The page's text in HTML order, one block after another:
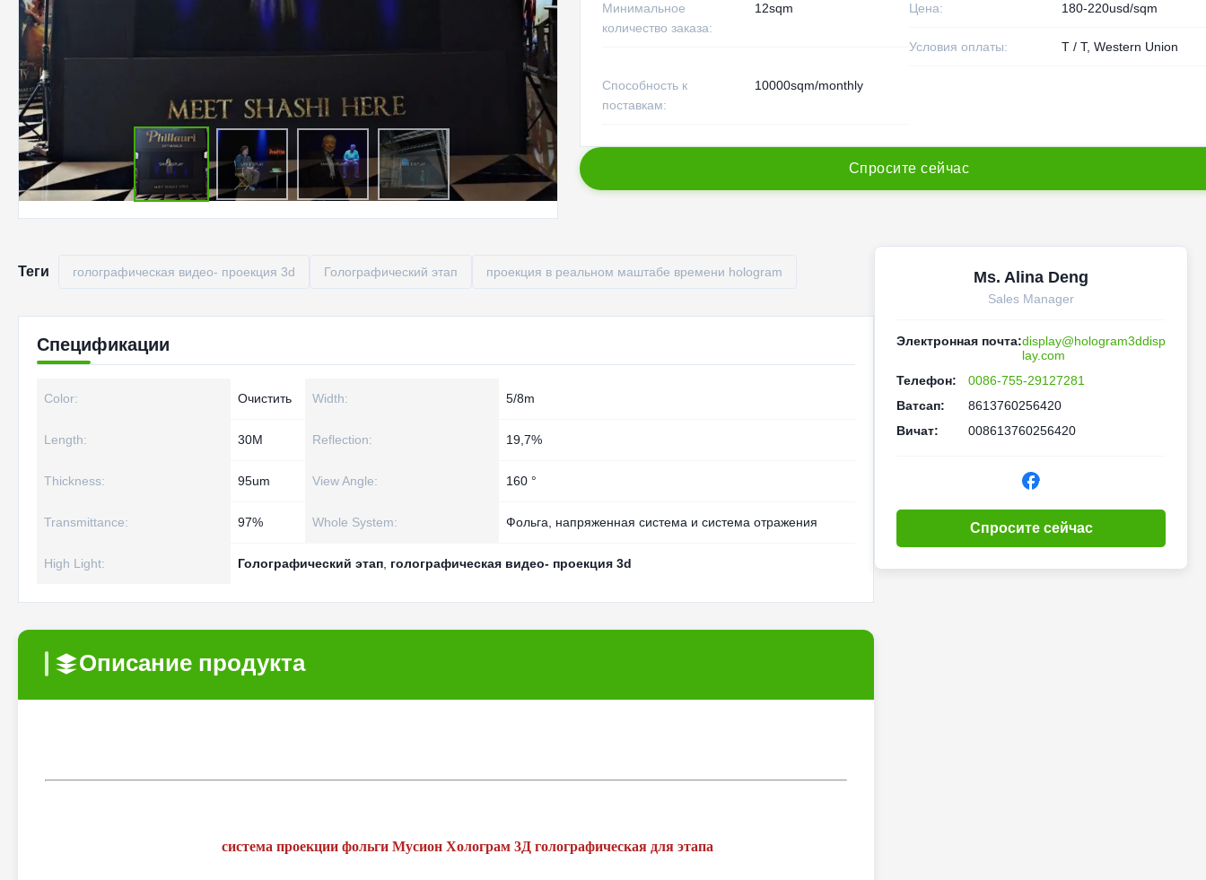
Минимальное
количество заказа:
12sqm Цена: 180-220usd/sqm
Условия оплаты: T / T, Western Union
Способность к
поставкам:
10000sqm/monthly
Спросите сейчас
Теги голографическая видео- проекция 3d Голографический этап проекция в реальном маштабе времени hologram
Спецификации
Color: Очистить Width: 5/8m
Length: 30M Reflection: 19,7%
Thickness: 95um View Angle: 160 °
Transmittance: 97% Whole System: Фольга, напряженная система и система отражения
High Light: Голографический этап голографическая видео- проекция 3d
Описание продукта
система проекции фольги Мусион Холограм 3Д голографическая для этапа
Ms. Alina Deng
Sales Manager
Электронная почта:display@hologram3ddisp
lay.com
Телефон:
0086-755-29127281
Ватсап:
8613760256420
Вичат:
008613760256420
Спросите сейчас